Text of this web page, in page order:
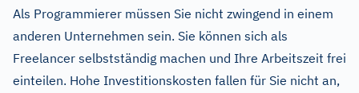
Als Programmierer müssen Sie nicht zwingend in einem
anderen Unternehmen sein. Sie können sich als
Freelancer selbstständig machen und Ihre Arbeitszeit frei
einteilen. Hohe Investitionskosten fallen für Sie nicht an,